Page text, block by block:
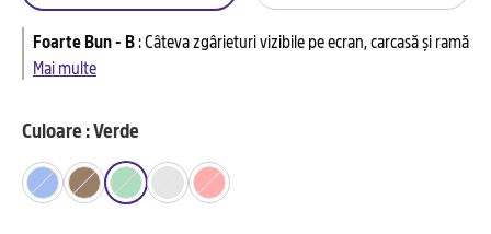
Foarte Bun - B:Câteva zgârieturi vizibile pe ecran, carcasă și ramă
Mai multe
Culoare : Verde